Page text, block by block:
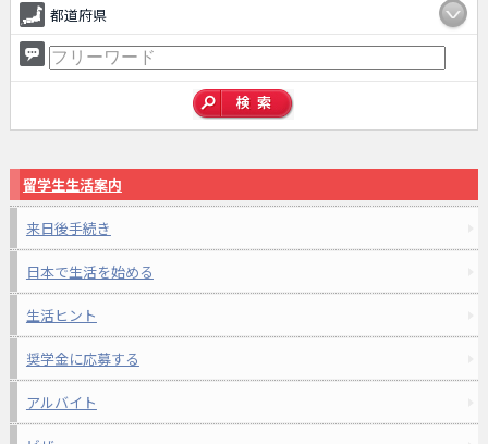
都道府県
留学生生活案内
来日後手続き
日本で生活を始める
生活ヒント
奨学金に応募する
アルバイト